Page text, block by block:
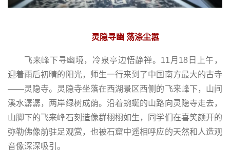
灵隐寻幽 荡涤尘嚣
飞来峰下寻幽境，冷泉亭边悟静禅。11月18日上午，
迎着雨后初晴的阳光，师生一行来到了中国南方最大的古寺
——灵隐寺。灵隐寺坐落在西湖景区西侧的飞来峰下，山间
溪水潺潺，两岸绿树成荫。沿着蜿蜒的山路向灵隐寺走去，
山脚下的飞来峰石刻造像群栩栩如生，同学们在喜笑颜开的
弥勒佛像前驻足观赏，也被石窟中遥相呼应的天然和人造观
音像深深吸引。